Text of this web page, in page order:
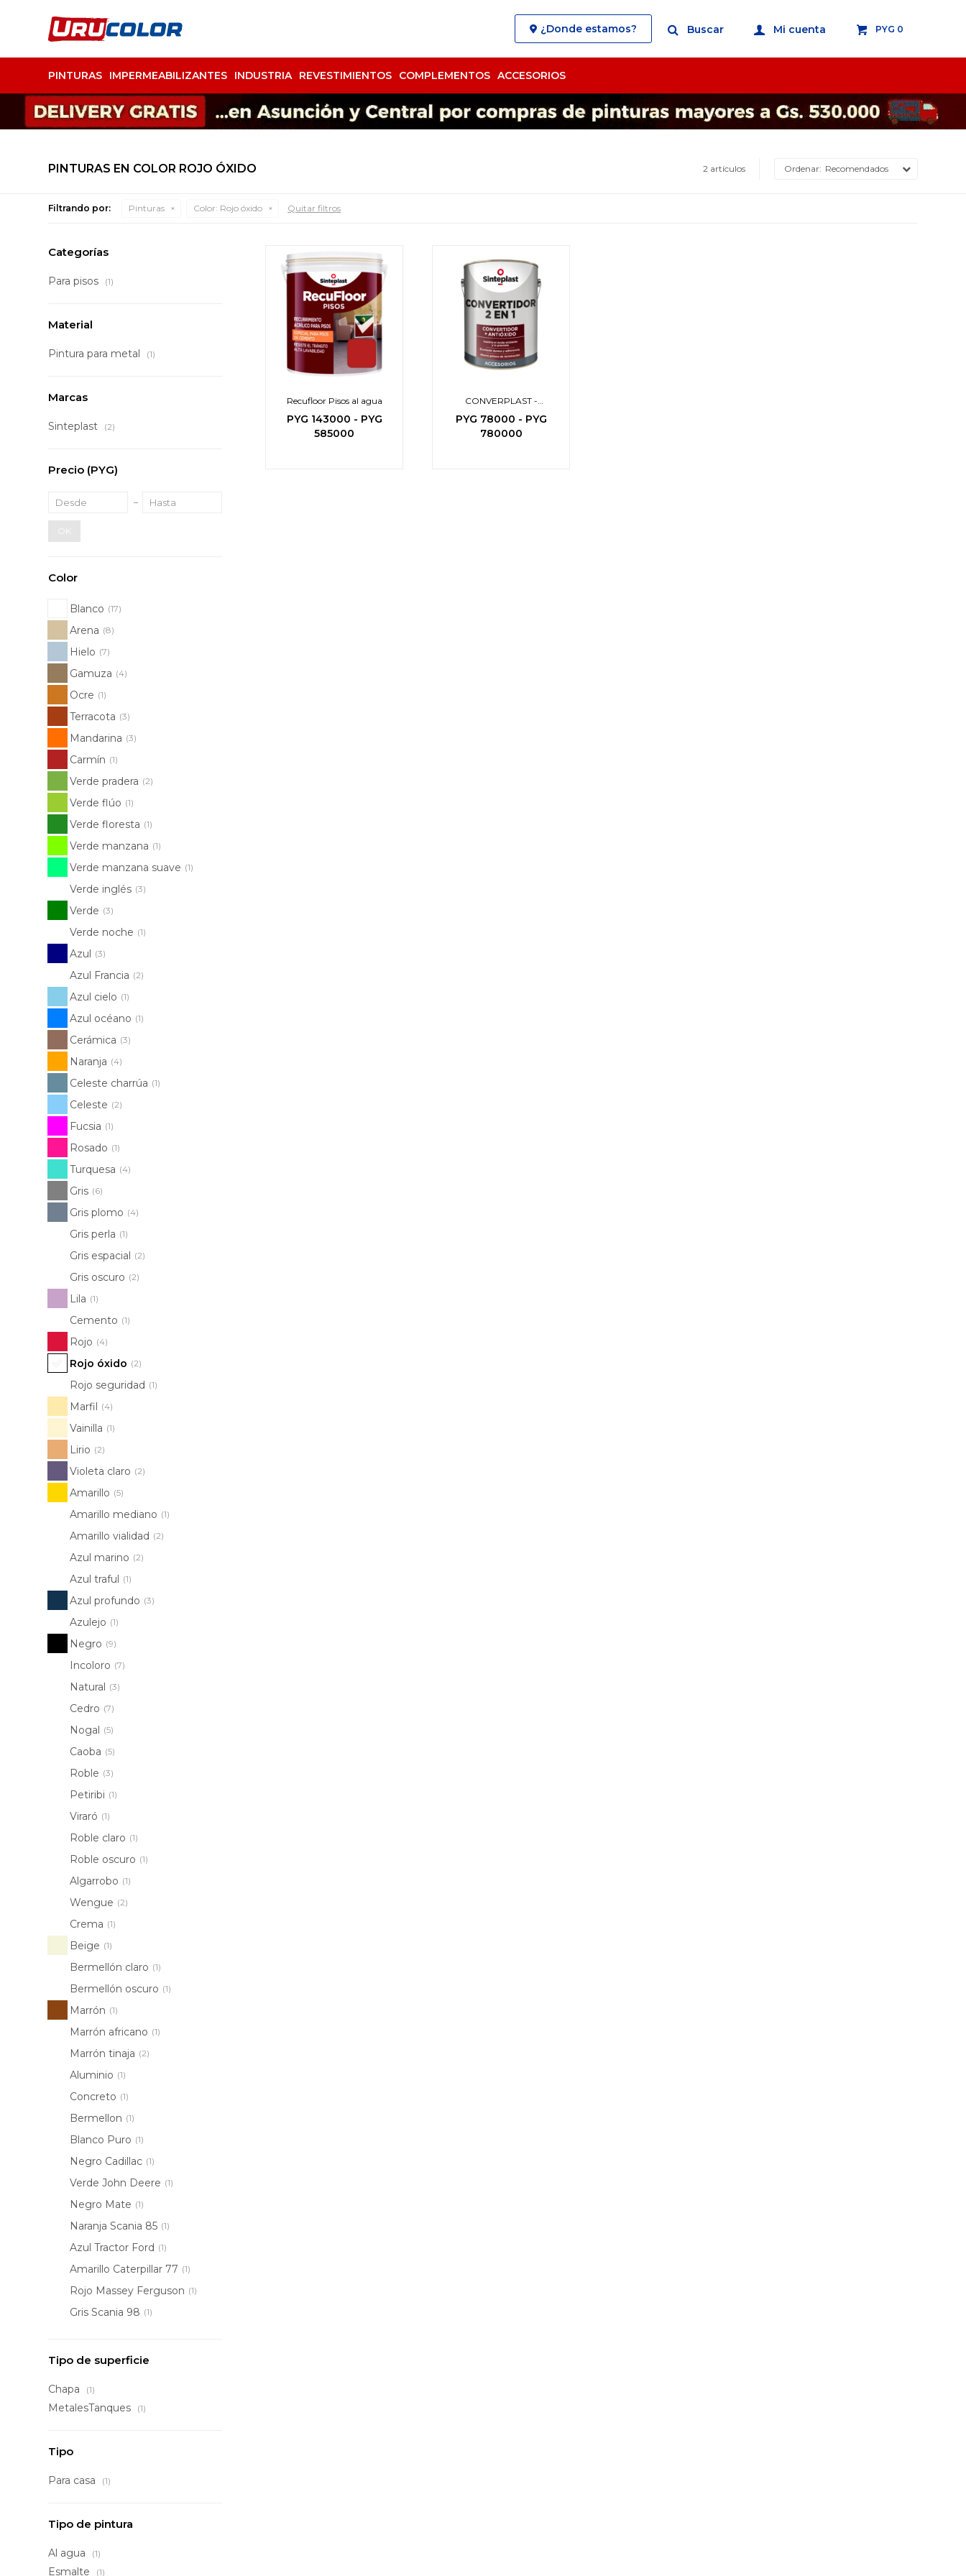
PINTURAS IMPERMEABILIZANTES INDUSTRIA REVESTIMIENTOS COMPLEMENTOS ACCESORIOS
PYG 0
¿Donde estamos?
PINTURAS EN COLOR ROJO ÓXIDO 2 artículos Recomendados
Filtrando por: Pinturas Color: Rojo óxido Quitar filtros
Recufloor Pisos al agua
PYG 143000 - PYG
585000
CONVERPLAST -
Convertidor 2 en 1
PYG 78000 - PYG
780000
Categorías
Para pisos (1)
Marcas
Sinteplast (2)
Precio (PYG)
OK
Color
Blanco (17)
Arena (8)
Hielo (7)
Gamuza (4)
Ocre (1)
Terracota (3)
Mandarina (3)
Carmín (1)
Verde pradera (2)
Verde flúo (1)
Verde floresta (1)
Verde manzana (1)
Verde manzana suave (1)
Verde inglés (3)
Verde (3)
Verde noche (1)
Azul (3)
Azul Francia (2)
Azul cielo (1)
Azul océano (1)
Cerámica (3)
Naranja (4)
Celeste charrúa (1)
Celeste (2)
Fucsia (1)
Rosado (1)
Turquesa (4)
Gris (6)
Gris plomo (4)
Gris perla (1)
Gris espacial (2)
Gris oscuro (2)
Lila (1)
Cemento (1)
Rojo (4)
Rojo óxido (2)
Rojo seguridad (1)
Marfil (4)
Vainilla (1)
Lirio (2)
Violeta claro (2)
Amarillo (5)
Amarillo mediano (1)
Amarillo vialidad (2)
Azul marino (2)
Azul traful (1)
Azul profundo (3)
Azulejo (1)
Negro (9)
Incoloro (7)
Natural (3)
Cedro (7)
Nogal (5)
Caoba (5)
Roble (3)
Petiribi (1)
Viraró (1)
Roble claro (1)
Roble oscuro (1)
Algarrobo (1)
Wengue (2)
Crema (1)
Beige (1)
Bermellón claro (1)
Bermellón oscuro (1)
Marrón (1)
Marrón africano (1)
Marrón tinaja (2)
Aluminio (1)
Concreto (1)
Bermellon (1)
Blanco Puro (1)
Negro Cadillac (1)
Verde John Deere (1)
Negro Mate (1)
Naranja Scania 85 (1)
Azul Tractor Ford (1)
Amarillo Caterpillar 77 (1)
Rojo Massey Ferguson (1)
Gris Scania 98 (1)
Material
Pintura para metal (1)
Tipo de superficie
Chapa (1)
MetalesTanques (1)
Tipo
Para casa (1)
Tipo de pintura
Al agua (1)
Esmalte (1)